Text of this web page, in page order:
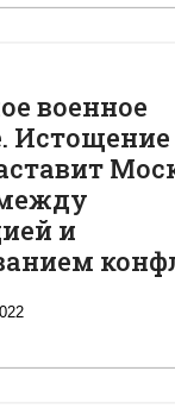
военное
Истощение
и